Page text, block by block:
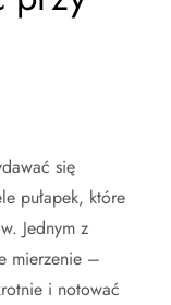
się
pułapek, które
Jednym z
mierzenie –
i notować